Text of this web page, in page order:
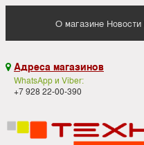
О магазине Новости
 Адреса магазинов
WhatsApp и Viber:
+7 928 22-00-390